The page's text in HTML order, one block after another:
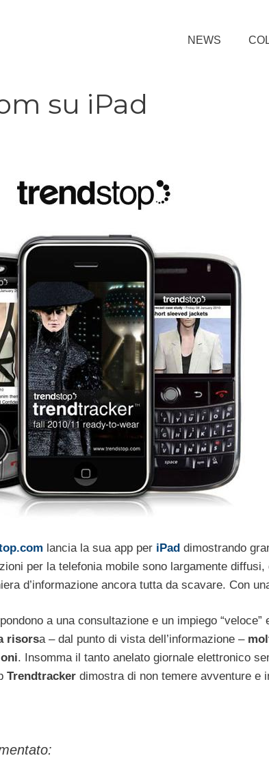
NEWS
su iPad
lancia la sua app per iPad dimostrando
per la telefonia mobile sono largamente diffusi,
d’informazione ancora tutta da scavare. Con
a una consultazione e un impiego “veloce”
risorsa – dal punto di vista dell’informazione –
. Insomma il tanto anelato giornale elettronico
Trendtracker dimostra di non temere avventure e